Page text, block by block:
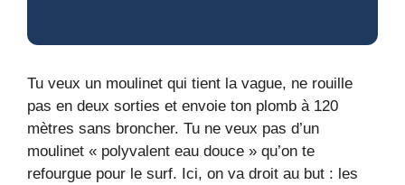
Tu veux un moulinet qui tient la vague, ne rouille
pas en deux sorties et envoie ton plomb à 120
mètres sans broncher. Tu ne veux pas d’un
moulinet « polyvalent eau douce » qu’on te
refourgue pour le surf. Ici, on va droit au but : les